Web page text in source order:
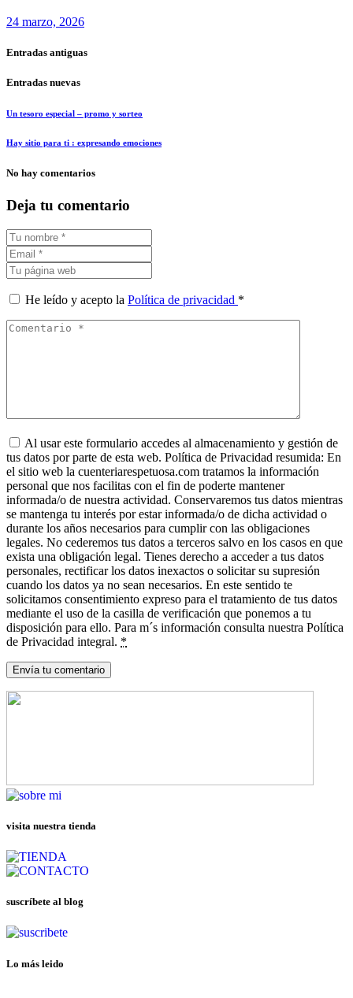
24 marzo, 2026
Entradas antiguas
Entradas nuevas
Un tesoro especial – promo y sorteo
Hay sitio para ti : expresando emociones
No hay comentarios
Deja tu comentario
He leído y acepto la Política de privacidad *
Al usar este formulario accedes al almacenamiento y gestión de
tus datos por parte de esta web. Política de Privacidad resumida: En
el sitio web la cuenteriarespetuosa.com tratamos la información
personal que nos facilitas con el fin de poderte mantener
informada/o de nuestra actividad. Conservaremos tus datos mientras
se mantenga tu interés por estar informada/o de dicha actividad o
durante los años necesarios para cumplir con las obligaciones
legales. No cederemos tus datos a terceros salvo en los casos en que
exista una obligación legal. Tienes derecho a acceder a tus datos
personales, rectificar los datos inexactos o solicitar su supresión
cuando los datos ya no sean necesarios. En este sentido te
solicitamos consentimiento expreso para el tratamiento de tus datos
mediante el uso de la casilla de verificación que ponemos a tu
disposición para ello. Para m´s información consulta nuestra Política
de Privacidad integral. *
visita nuestra tienda
suscríbete al blog
Lo más leido